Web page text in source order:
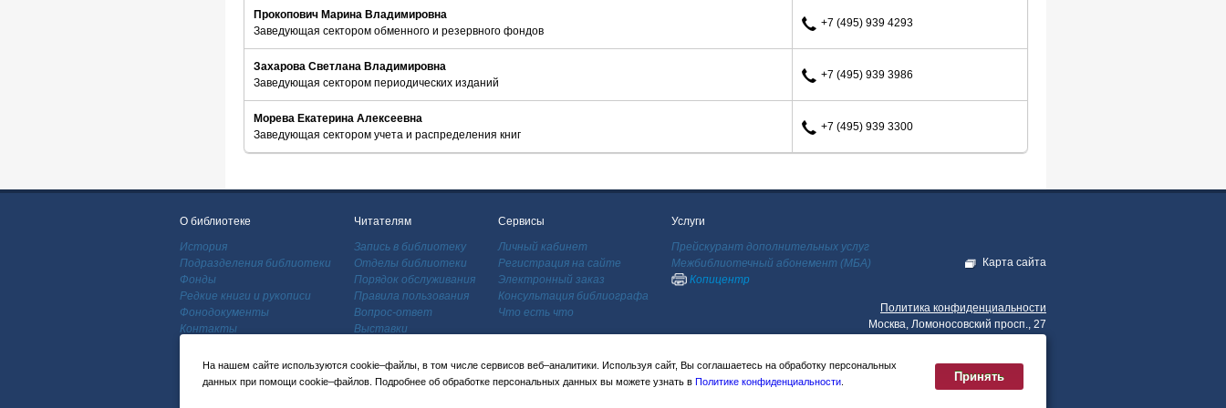
Прокопович Марина Владимировна
Заведующая сектором обменного и резервного фондов
+7 (495) 939 4293
Захарова Светлана Владимировна
Заведующая сектором периодических изданий
+7 (495) 939 3986
Морева Екатерина Алексеевна
Заведующая сектором учета и распределения книг
+7 (495) 939 3300
О библиотеке
История
Подразделения библиотеки
Фонды
Редкие книги и рукописи
Фонодокументы
Контакты
Читателям
Запись в библиотеку
Отделы библиотеки
Порядок обслуживания
Правила пользования
Вопрос-ответ
Выставки
Сервисы
Личный кабинет
Регистрация на сайте
Электронный заказ
Консультация библиографа
Что есть что
Услуги
Прейскурант дополнительных услуг
Межбиблиотечный абонемент (МБА)
Копицентр
Карта сайта
Политика конфиденциальности
Москва, Ломоносовский просп., 27
+7 (495) 939-42-42
На нашем сайте используются cookie–файлы, в том числе сервисов веб–аналитики. Используя сайт, Вы соглашаетесь на обработку персональных
данных при помощи cookie–файлов. Подробнее об обработке персональных данных вы можете узнать в Политике конфиденциальности Принять